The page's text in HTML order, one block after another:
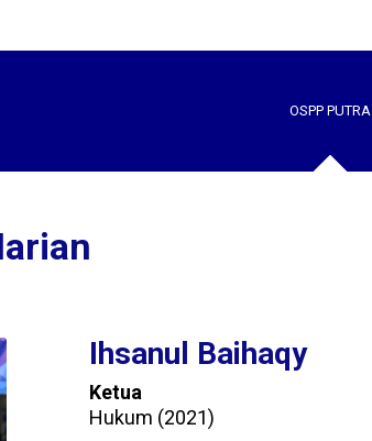
OSPP PUTRA
Ihsanul Baihaqy
Ketua
Hukum (2021)